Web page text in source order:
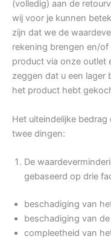
(volledig) aan de
wij voor je kunnen
zijn dat we de
rekening brengen en/
product via onze outlet
zeggen dat u een lager
het product hebt
Het uiteindelijke
twee dingen:
De
gebaseerd op drie
beschadiging van
beschadiging van
compleetheid van